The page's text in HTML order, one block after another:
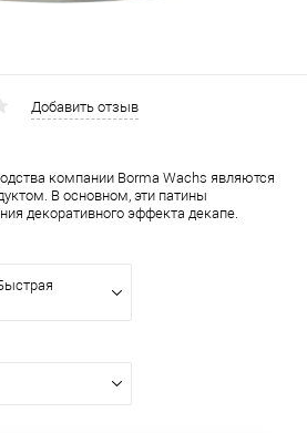
Добавить отзыв
компании Borma Wachs являются
В основном, эти патины
декоративного эффекта декапе.